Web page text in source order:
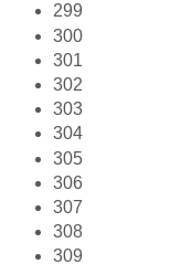
299
300
301
302
303
304
305
306
307
308
309